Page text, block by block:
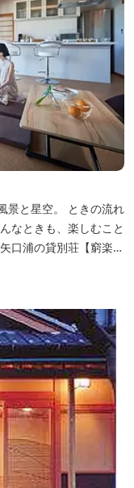
景と星空。 ときの流れ
なときも、楽しむこと
口浦の貸別荘【窮楽通
亦楽」から名づけまし